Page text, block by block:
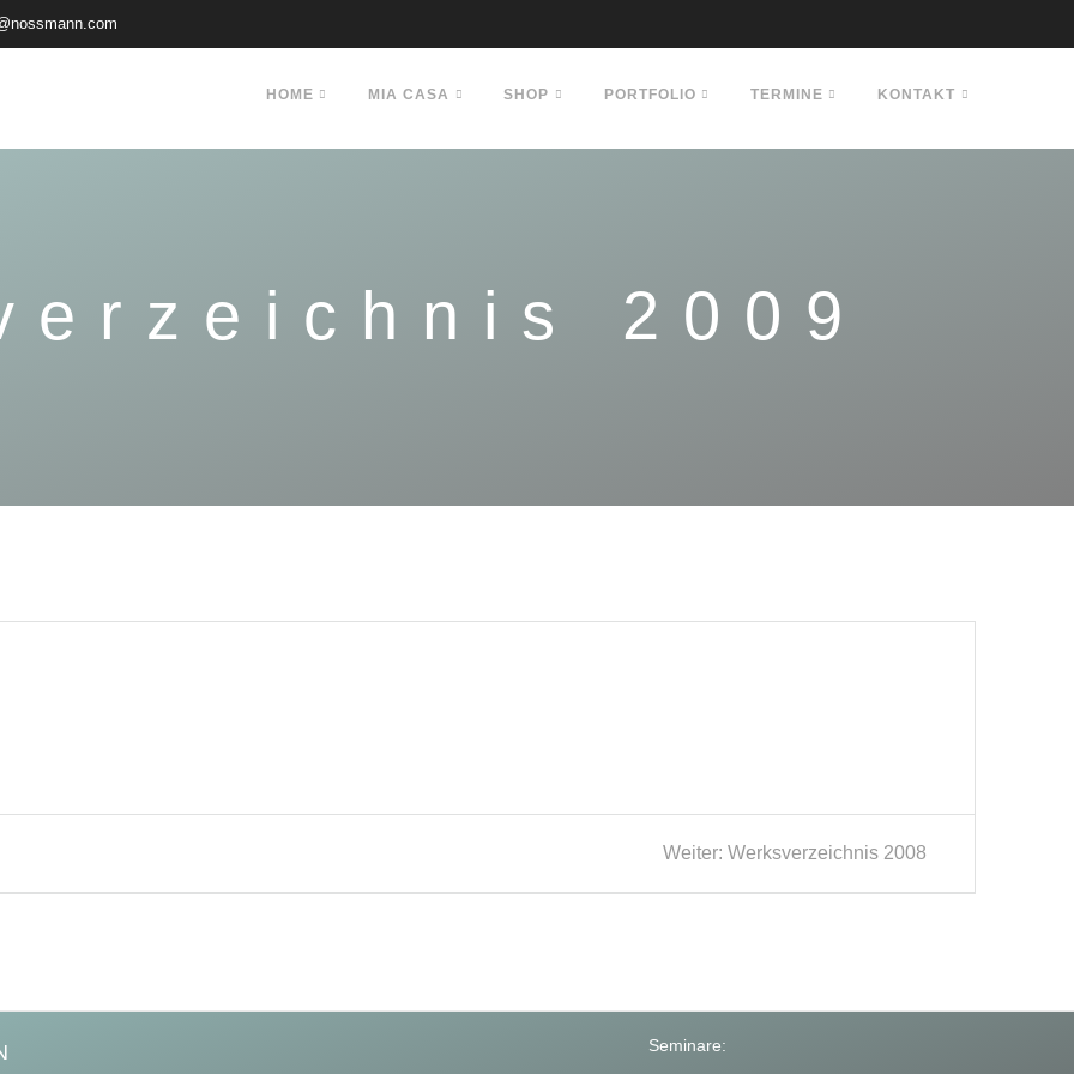
HOME MIA CASA SHOP PORTFOLIO TERMINE KONTAKT
2009
Weiter: Nächster
Werksverzeichnis 2008
Seminare: